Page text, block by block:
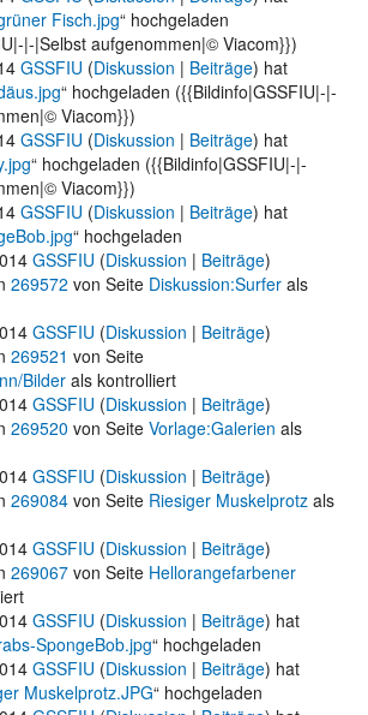
Fisch.jpg“ hochgeladen
|-|Selbst aufgenommen|© Viacom}})
GSSFIU (Diskussion | Beiträge) hat
“ hochgeladen ({{Bildinfo|GSSFIU|-|-
Viacom}})
GSSFIU (Diskussion | Beiträge) hat
“ hochgeladen ({{Bildinfo|GSSFIU|-|-
Viacom}})
GSSFIU (Diskussion | Beiträge) hat
“ hochgeladen
GSSFIU (Diskussion | Beiträge)
269572 von Seite Diskussion:Surfer als
GSSFIU (Diskussion | Beiträge)
269521 von Seite
Bilder als kontrolliert
GSSFIU (Diskussion | Beiträge)
269520 von Seite Vorlage:Galerien als
GSSFIU (Diskussion | Beiträge)
269084 von Seite Riesiger Muskelprotz als
GSSFIU (Diskussion | Beiträge)
269067 von Seite Hellorangefarbener
GSSFIU (Diskussion | Beiträge) hat
SpongeBob.jpg“ hochgeladen
GSSFIU (Diskussion | Beiträge) hat
Muskelprotz.JPG“ hochgeladen